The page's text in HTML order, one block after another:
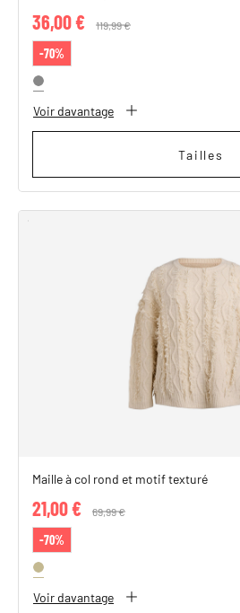
Price reduced from
119,99 €
36,00 €
-70%
Voir davantage
Tailles
Maille à col rond et motif texturé
Price reduced from
69,99 €
21,00 €
-70%
Voir davantage